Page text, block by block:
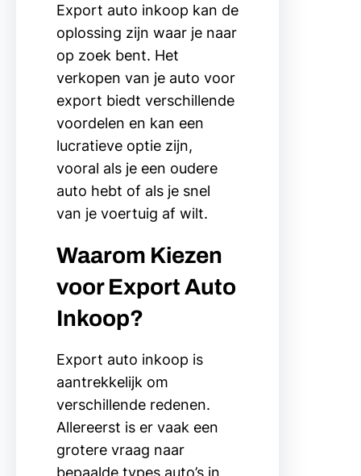
Export auto inkoop kan de
oplossing zijn waar je naar
op zoek bent. Het
verkopen van je auto voor
export biedt verschillende
voordelen en kan een
lucratieve optie zijn,
vooral als je een oudere
auto hebt of als je snel
van je voertuig af wilt.
Waarom Kiezen
voor Export Auto
Inkoop?
Export auto inkoop is
aantrekkelijk om
verschillende redenen.
Allereerst is er vaak een
grotere vraag naar
bepaalde types auto’s in